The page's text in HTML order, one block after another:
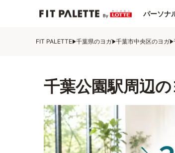
パーソナ
FIT PALETTE 千葉県のヨガ 千葉市中央区のヨガ
千葉公園駅周辺